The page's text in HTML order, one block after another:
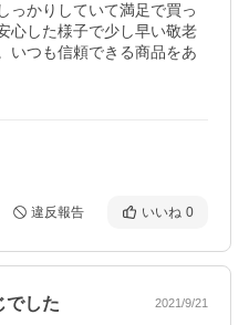
っかりしていて満足で買っ
心した様子で少し早い敬老
いつも信頼できる商品をあ
違反報告 いいね 0
でした 2021/9/21